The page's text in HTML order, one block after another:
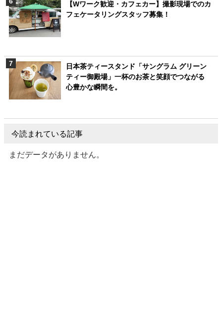
【Wワーク歓迎・カフェカー】撮影現場でのカ
フェケータリングスタッフ募集！
日本茶ティースタンド「サングラム グリーン
ティー御殿場」一杯のお茶と笑顔でつながる
心豊かな瞬間を。
今読まれている記事
まだデータがありません。